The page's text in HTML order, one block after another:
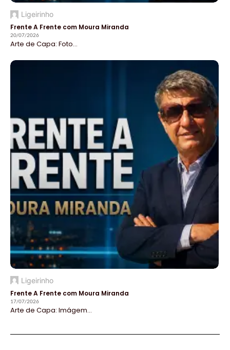
Ligeirinho
Frente A Frente com Moura Miranda
20/07/2026
Arte de Capa: Foto...
Ligeirinho
Frente A Frente com Moura Miranda
17/07/2026
Arte de Capa: Imágem...